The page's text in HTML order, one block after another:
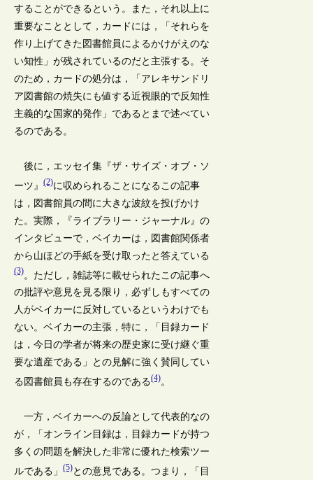
することができるという。また，それ以上に
重要なこととして，カードには，「それらを
作り上げてきた図書館員によるかけがえのな
い知性」が残されているのだと主張する。そ
のため，カードの処分は，「アレキサンドリ
ア図書館の焼失にも値する近視眼的で反知性
主義的な国家的発作」であるとまで述べてい
るのである。
後に，エッセイ集『ザ・サイズ・オブ・ソ
ーツ』(2)に収められることになるこの記事
は，図書館員の間に大きな波紋を投げかけ
た。実際，『ライブラリー・ジャーナル』の
インタビューで，ベイカーは，図書館関係者
から山ほどの手紙を受け取ったと答えている
(3)。ただし，雑誌等に載せられたこの記事へ
の批評や意見を見る限り，必ずしもすべての
人がベイカーに反対しているというわけでも
ない。ベイカーの主張，特に，「目録カード
は，今日の学者が将来の歴史家に受け継ぐ重
要な遺産である」との見解に強く賛同してい
る図書館員も存在するのである(4)。
一方，ベイカーへの反論として代表的なの
が，「オンライン目録は，目録カードが持つ
多くの問題を解決した非常に優れた検索ツー
ルである」(5)との意見である。つまり，「目